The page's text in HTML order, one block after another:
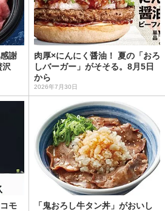
謝
沢
肉厚×にんにく醤油！ 夏の「おろ
しバーガー」がそそる。8月5日
から
2026年7月30日
モ
「鬼おろし牛タン丼」がおいし